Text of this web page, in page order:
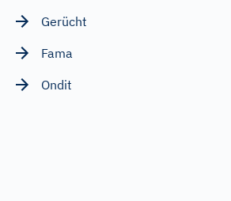
Gerücht
Fama
Ondit